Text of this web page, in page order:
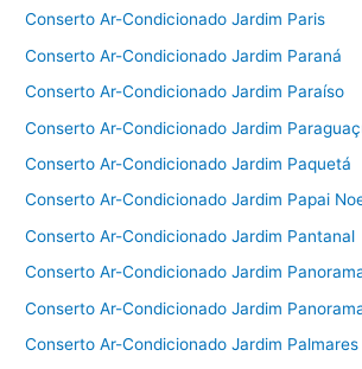
Conserto Ar-Condicionado Jardim Paris
Conserto Ar-Condicionado Jardim Paraná
Conserto Ar-Condicionado Jardim Paraíso
Conserto Ar-Condicionado Jardim
Conserto Ar-Condicionado Jardim Paquetá
Conserto Ar-Condicionado Jardim Papai
Conserto Ar-Condicionado Jardim Pantanal
Conserto Ar-Condicionado Jardim
Conserto Ar-Condicionado Jardim
Conserto Ar-Condicionado Jardim Palmares